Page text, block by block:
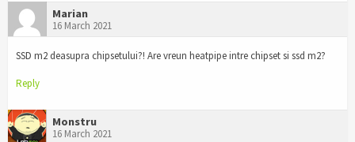
Marian
16 March 2021
SSD m2 deasupra chipsetului?! Are vreun heatpipe intre chipset si ssd m2?
Reply
Monstru
16 March 2021